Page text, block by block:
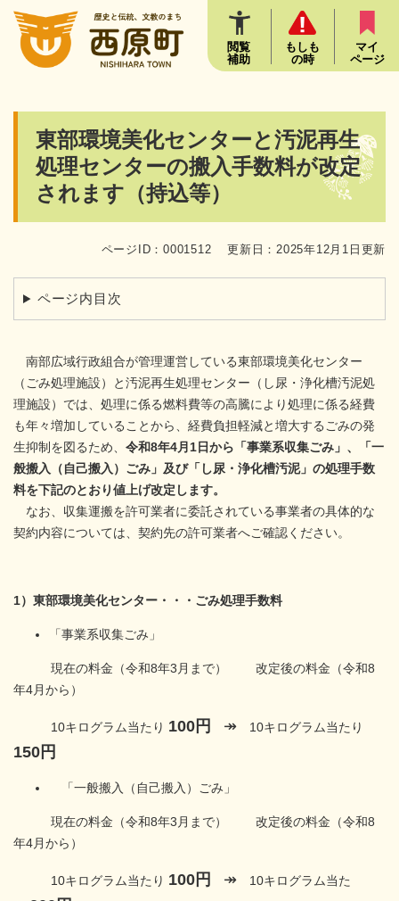
メニューを飛ばして本文へ
閲覧
補助
もしも
の時
マイ
ページ
東部環境美化センターと汚泥再生
処理センターの搬入手数料が改定
されます（持込等）
ページID：0001512 更新日：2025年12月1日更新
ページ内目次
南部広域行政組合が管理運営している東部環境美化センター
（ごみ処理施設）と汚泥再生処理センター（し尿・浄化槽汚泥処
理施設）では、処理に係る燃料費等の高騰により処理に係る経費
も年々増加していることから、経費負担軽減と増大するごみの発
生抑制を図るため、 令和8年4月1日から​「事業系収集ごみ」、「一
般搬入（自己搬入）ごみ」及び「し尿・浄化槽汚泥」の処理手数
料を下記のとおり値上げ改定します。
なお、収集運搬を許可業者に委託されている事業者の具体的な
契約内容については、契約先の許可業者へご確認ください。
1）東部環境美化センター・・・ごみ処理手数料
「事業系収集ごみ」
現在の料金（令和8年3月まで） 改定後の料金（令和8
年4月から）
10キログラム当たり 100円 ↠ 10キログラム当たり
150円
「一般搬入（自己搬入）ごみ」
現在の料金（令和8年3月まで） 改定後の料金（令和8
年4月から）
10キログラム当たり 100円 ↠ 10キログラム当た